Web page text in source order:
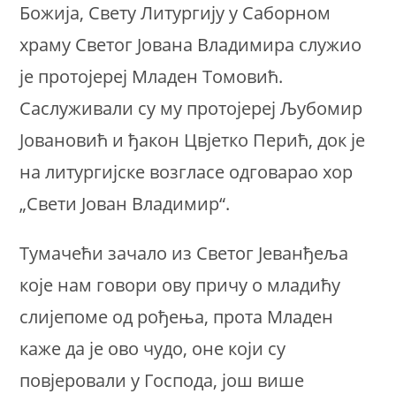
Божија, Свету Литургију у Саборном
храму Светог Јована Владимира служио
је протојереј Младен Томовић.
Саслуживали су му протојереј Љубомир
Јовановић и ђакон Цвјетко Перић, док је
на литургијске возгласе одговарао хор
„Свети Јован Владимир“.
Тумачећи зачало из Светог Јеванђеља
које нам говори ову причу о младићу
слијепоме од рођења, прота Младен
каже да је ово чудо, оне који су
повјеровали у Господа, још више